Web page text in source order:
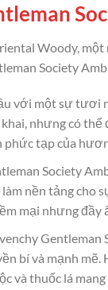
Woody,
Society
với một sự
nhưng có
tạp của
Society
nền tảng
mại nhưng
Gentleman
bí và mạnh
và thuốc lá